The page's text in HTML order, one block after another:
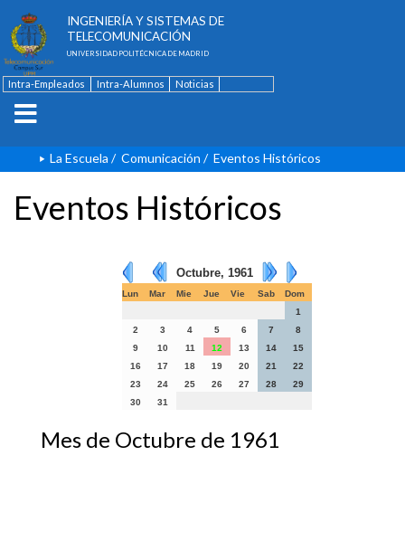
INGENIERÍA Y SISTEMAS DE
TELECOMUNICACIÓN
UNIVERSIDAD POLITÉCNICA DE MADRID
Intra-Empleados Intra-Alumnos
Noticias
La Escuela / Comunicación / Eventos Históricos
Eventos Históricos
Octubre, 1961
Lun Mar Mie Jue Vie Sab
Dom
1
2
3 4 5 6 7
8
9
10 11 12 13 14
15
16
17 18 19 20 21
22
23
24 25 26 27 28
29
30
31
Mes de Octubre de 1961